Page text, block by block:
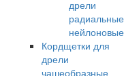
дрели
радиальные
нейлоновые
Кордщетки для
дрели
чашеобразные